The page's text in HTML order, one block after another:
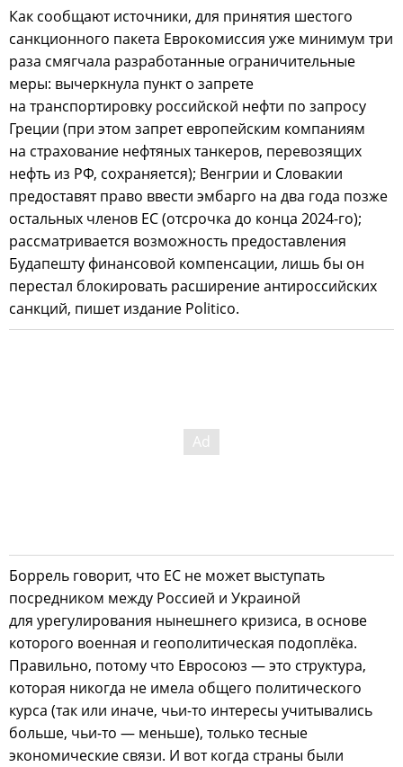
Как сообщают источники, для принятия шестого
санкционного пакета Еврокомиссия уже минимум три
раза смягчала разработанные ограничительные
меры: вычеркнула пункт о запрете
на транспортировку российской нефти по запросу
Греции (при этом запрет европейским компаниям
на страхование нефтяных танкеров, перевозящих
нефть из РФ, сохраняется); Венгрии и Словакии
предоставят право ввести эмбарго на два года позже
остальных членов ЕС (отсрочка до конца 2024-го);
рассматривается возможность предоставления
Будапешту финансовой компенсации, лишь бы он
перестал блокировать расширение антироссийских
санкций, пишет издание Politico.
Боррель говорит, что ЕС не может выступать
посредником между Россией и Украиной
для урегулирования нынешнего кризиса, в основе
которого военная и геополитическая подоплёка.
Правильно, потому что Евросоюз — это структура,
которая никогда не имела общего политического
курса (так или иначе, чьи-то интересы учитывались
больше, чьи-то — меньше), только тесные
экономические связи. И вот когда страны были